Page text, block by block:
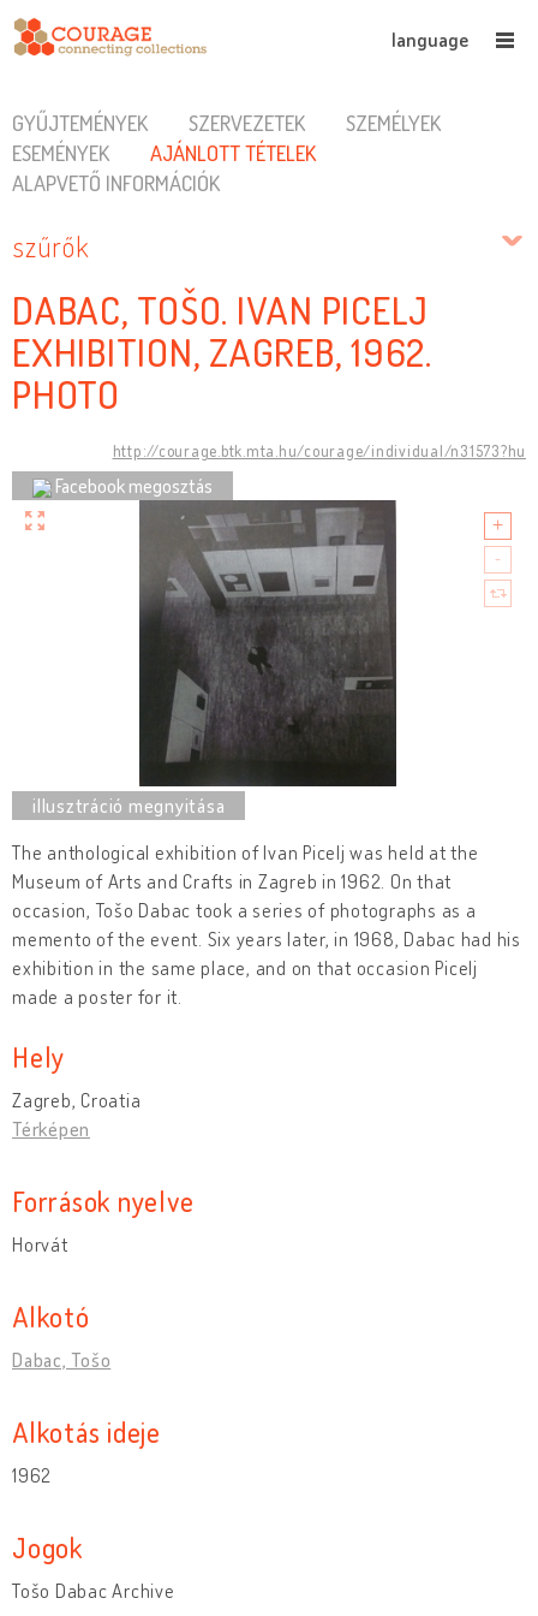
language
GYŰJTEMÉNYEK SZERVEZETEK
SZEMÉLYEK
ESEMÉNYEK
AJÁNLOTT TÉTELEK
ALAPVETŐ INFORMÁCIÓK
szűrők
DABAC, TOŠO. IVAN PICELJ
EXHIBITION, ZAGREB, 1962.
PHOTO
http://courage.btk.mta.hu/courage/individual/n31573?hu
Facebook megosztás
The anthological exhibition of Ivan Picelj was held at the
Museum of Arts and Crafts in Zagreb in 1962. On that
occasion, Tošo Dabac took a series of photographs as a
memento of the event. Six years later, in 1968, Dabac had his
exhibition in the same place, and on that occasion Picelj
made a poster for it.
Hely
Zagreb, Croatia
Térképen
Források nyelve
Horvát
Alkotó
Dabac, Tošo
Alkotás ideje
1962
Jogok
Tošo Dabac Archive